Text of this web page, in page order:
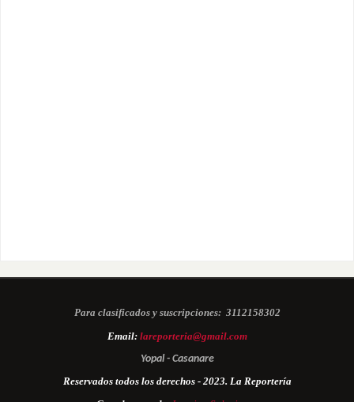
Para clasificados y suscripciones: 3112158302
Email: lareporteria@gmail.com
Yopal - Casanare
Reservados todos los derechos - 2023. La Reportería